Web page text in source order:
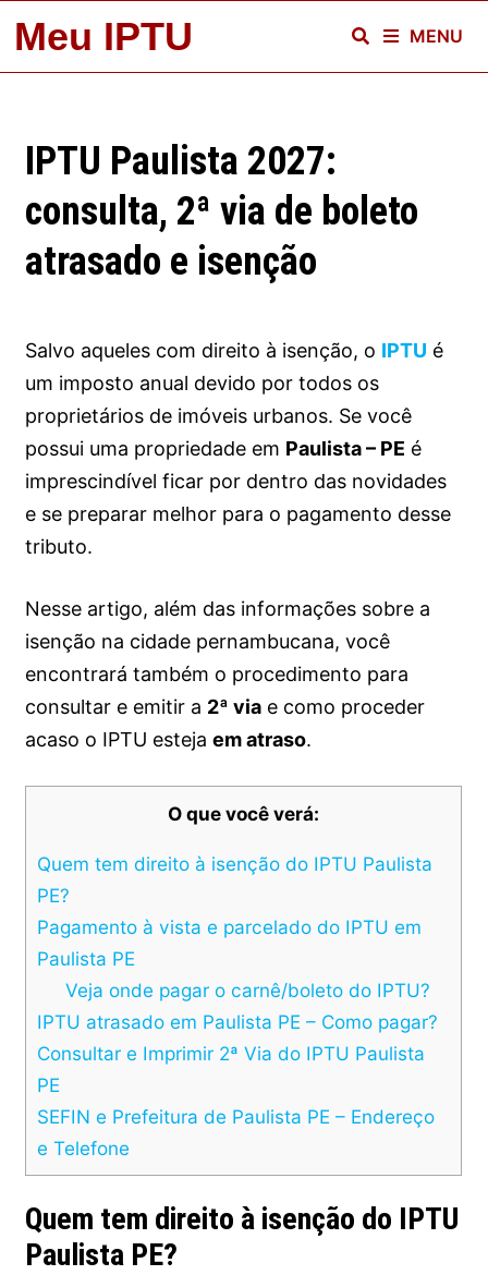
content
Meu IPTU MENU
IPTU Paulista 2027:
consulta, 2ª via de boleto
atrasado e isenção
Salvo aqueles com direito à isenção, o IPTU é
um imposto anual devido por todos os
proprietários de imóveis urbanos. Se você
possui uma propriedade em Paulista – PE é
imprescindível ficar por dentro das novidades
e se preparar melhor para o pagamento desse
tributo.
Nesse artigo, além das informações sobre a
isenção na cidade pernambucana, você
encontrará também o procedimento para
consultar e emitir a 2ª via e como proceder
acaso o IPTU estejaem atraso.
O que você verá:
Quem tem direito à isenção do IPTU Paulista
PE?
Pagamento à vista e parcelado do IPTU em
Paulista PE
Veja onde pagar o carnê/boleto do IPTU?
IPTU atrasado em Paulista PE – Como pagar?
Consultar e Imprimir 2ª Via do IPTU Paulista
PE
SEFIN e Prefeitura de Paulista PE – Endereço
e Telefone
Quem tem direito à isenção do IPTU
Paulista PE?